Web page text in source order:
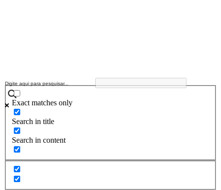
Exact matches only
Search in title
Search in content